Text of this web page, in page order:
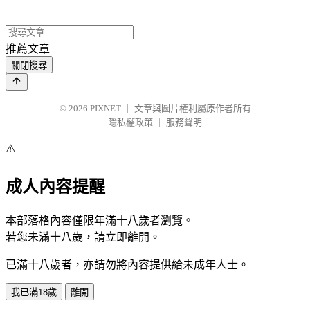
推薦文章
關閉搜尋
© 2026 PIXNET
文章與圖片權利屬原作者所有
隱私權政策
服務聲明
⚠️
成人內容提醒
本部落格內容僅限年滿十八歲者瀏覽。
若您未滿十八歲，請立即離開。
已滿十八歲者，亦請勿將內容提供給未成年人士。
我已滿18歲 離開